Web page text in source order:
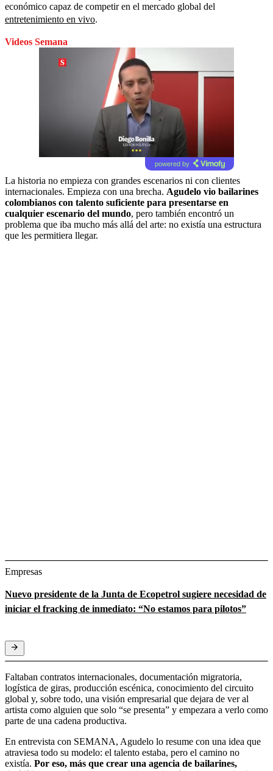
económico capaz de competir en el mercado global del
entretenimiento en vivo.
Videos Semana
powered by
La historia no empieza con grandes escenarios ni con clientes
internacionales. Empieza con una brecha. Agudelo vio bailarines
colombianos con talento suficiente para presentarse en
cualquier escenario del mundo, pero también encontró un
problema que iba mucho más allá del arte: no existía una estructura
que les permitiera llegar.
Empresas
Nuevo presidente de la Junta de Ecopetrol sugiere necesidad de
iniciar el fracking de inmediato: “No estamos para pilotos”
Faltaban contratos internacionales, documentación migratoria,
logística de giras, producción escénica, conocimiento del circuito
global y, sobre todo, una visión empresarial que dejara de ver al
artista como alguien que solo “se presenta” y empezara a verlo como
parte de una cadena productiva.
En entrevista con SEMANA, Agudelo lo resume con una idea que
atraviesa todo su modelo: el talento estaba, pero el camino no
existía. Por eso, más que crear una agencia de bailarines,